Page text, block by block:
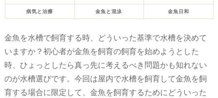
病気と治療 金魚と混泳 金魚日和
金魚を水槽で飼育する時、どういった基準で水槽を決めて
いますか？初心者が金魚を飼育の飼育を始めようとした
時、ひょっとしたら真っ先に考えるべき問題かも知れない
のが水槽選びです。今回は屋内で水槽を飼育して金魚を飼
育する場合に限定して、金魚を飼育するためにどういった